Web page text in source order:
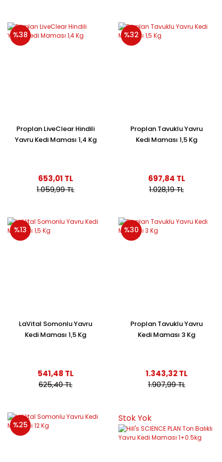
%38
Proplan LiveClear Hindili
Yavru Kedi Maması 1,4 Kg
653,01 TL
1.059,99 TL
%32
Proplan Tavuklu Yavru
Kedi Maması 1,5 Kg
697,84 TL
1.028,19 TL
%13
LaVital Somonlu Yavru
Kedi Maması 1,5 Kg
541,48 TL
625,40 TL
%30
Proplan Tavuklu Yavru
Kedi Maması 3 Kg
1.343,32 TL
1.907,99 TL
%25
Stok Yok